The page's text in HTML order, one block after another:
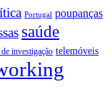
Portugal poupanças
saúde
investigação telemóveis